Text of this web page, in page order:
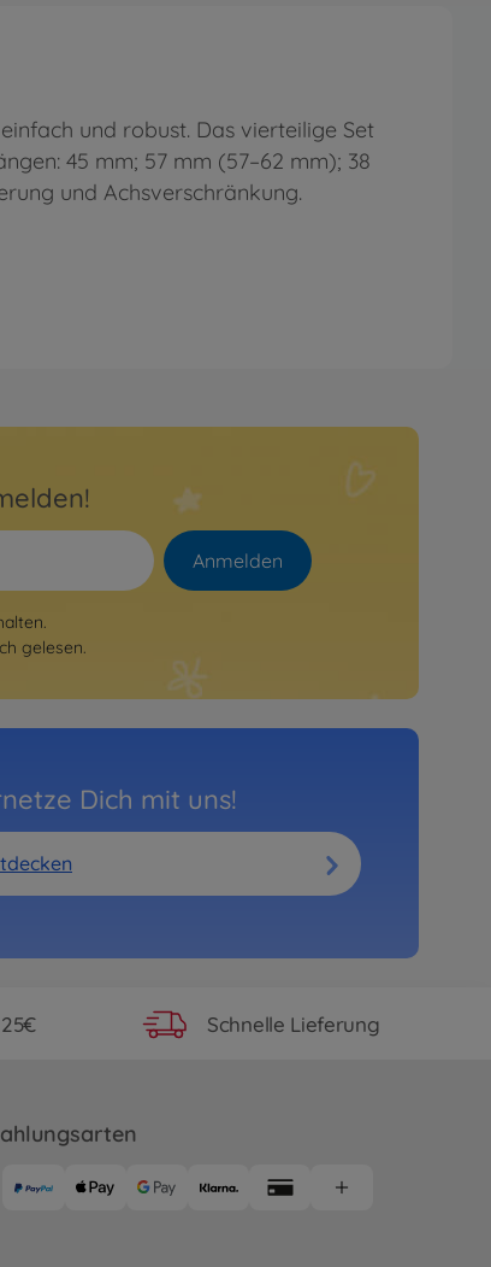
und robust. Das vierteilige Set
45 mm; 57 mm (57–62 mm); 38
und Achsverschränkung.
Anmelden
gelesen.
Dich mit uns!
Schnelle Lieferung